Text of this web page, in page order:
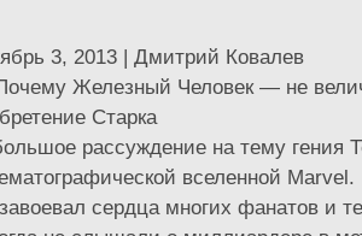
3, 2013 | Дмитрий Ковалев
Железный Человек — не
Старка
рассуждение на тему гения
вселенной Marvel.
сердца многих фанатов и